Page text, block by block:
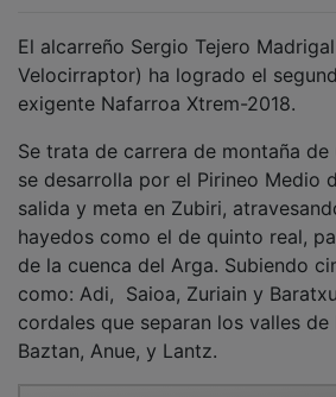
Velocirraptor) ha logrado el
exigente Nafarroa Xtrem-2018.
se desarrolla por el Pirineo Medio
salida y meta en Zubiri,
hayedos como el de quinto real,
de la cuenca del Arga. Subiendo
como: Adi, Saioa, Zuriain y
cordales que separan los valles de
Baztan, Anue, y Lantz.